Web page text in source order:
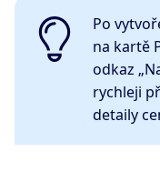
Po
na kartě
odkaz
rychleji
detaily